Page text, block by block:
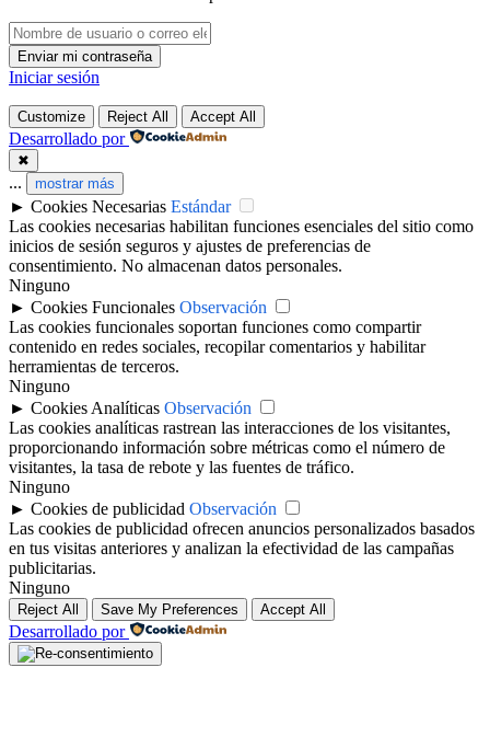
Iniciar sesión
Customize Reject All Accept All
Desarrollado por
✖
... mostrar más
► Cookies Necesarias Estándar
Las cookies necesarias habilitan funciones esenciales del sitio como
inicios de sesión seguros y ajustes de preferencias de
consentimiento. No almacenan datos personales.
Ninguno
► Cookies Funcionales Observación
Las cookies funcionales soportan funciones como compartir
contenido en redes sociales, recopilar comentarios y habilitar
herramientas de terceros.
Ninguno
► Cookies Analíticas Observación
Las cookies analíticas rastrean las interacciones de los visitantes,
proporcionando información sobre métricas como el número de
visitantes, la tasa de rebote y las fuentes de tráfico.
Ninguno
► Cookies de publicidad Observación
Las cookies de publicidad ofrecen anuncios personalizados basados
en tus visitas anteriores y analizan la efectividad de las campañas
publicitarias.
Ninguno
Reject All Save My Preferences Accept All
Desarrollado por